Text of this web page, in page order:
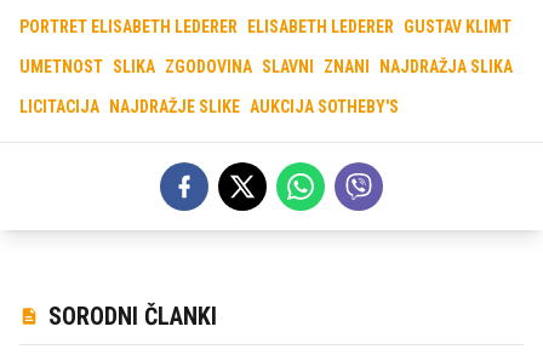
PORTRET ELISABETH LEDERER ELISABETH LEDERER GUSTAV KLIMT
UMETNOST SLIKA ZGODOVINA SLAVNI ZNANI NAJDRAŽJA SLIKA
LICITACIJA NAJDRAŽJE SLIKE AUKCIJA SOTHEBY'S
SORODNI ČLANKI